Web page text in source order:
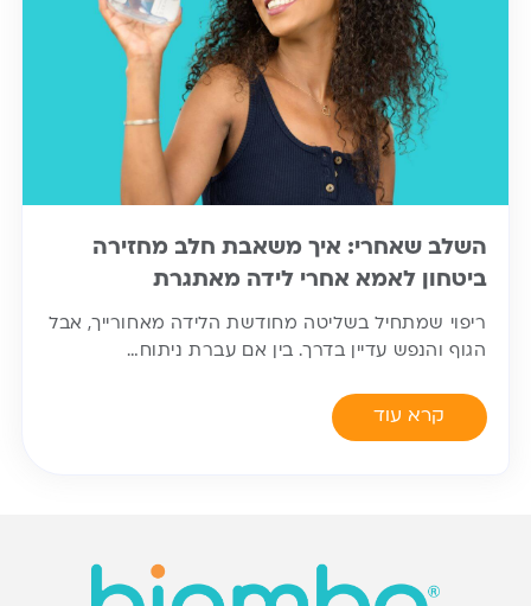
השלב שאחרי: איך משאבת חלב מחזירה
ביטחון לאמא אחרי לידה מאתגרת
ריפוי שמתחיל בשליטה מחודשת הלידה מאחורייך, אבל
הגוף והנפש עדיין בדרך. בין אם עברת ניתוח…
קרא עוד